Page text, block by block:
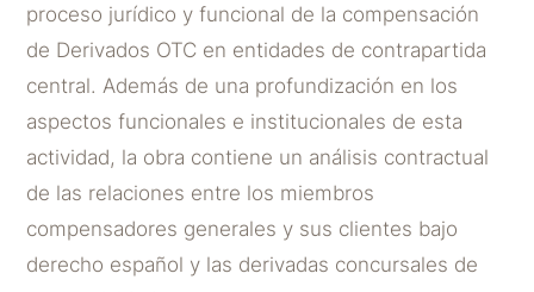
proceso jurídico y funcional de la compensación
de Derivados OTC en entidades de contrapartida
central. Además de una profundización en los
aspectos funcionales e institucionales de esta
actividad, la obra contiene un análisis contractual
de las relaciones entre los miembros
compensadores generales y sus clientes bajo
derecho español y las derivadas concursales de